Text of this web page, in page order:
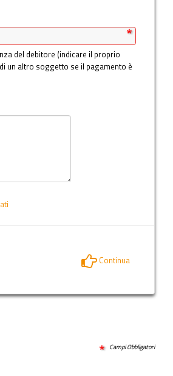
del debitore (indicare il proprio
un altro soggetto se il pagamento è
Continua
Campi Obbligatori